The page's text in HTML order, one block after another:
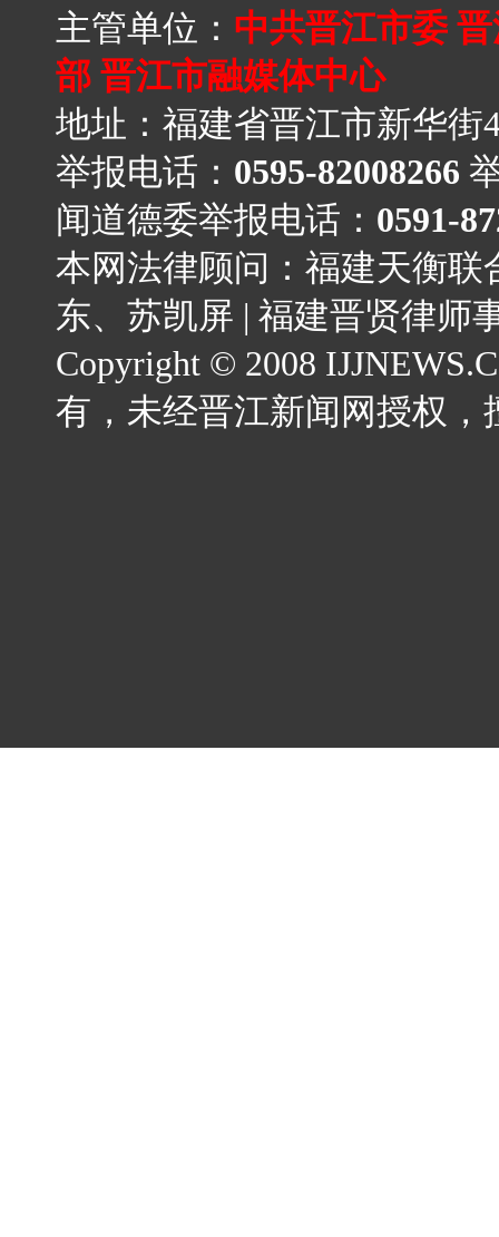
主管单位： 中共晋江市委
部 晋江市融媒体中心
地址：福建省晋江市新华街
举报电话： 0595-82008266
闻道德委举报电话： 0591-
本网法律顾问：福建天衡
东、苏凯屏 | 福建晋贤律师
Copyright © 2008
有，未经晋江新闻网授权